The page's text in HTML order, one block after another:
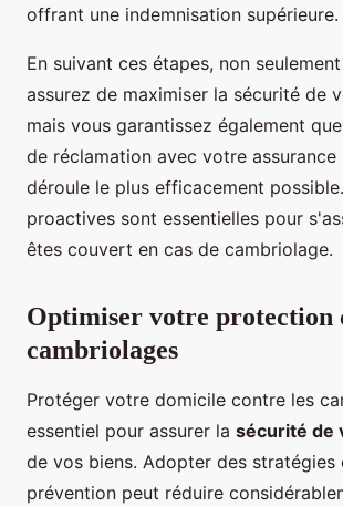
offrant une indemnisation supérieure.
En suivant ces étapes, non
assurez de maximiser la sécurité de
mais vous garantissez également
de réclamation avec votre
déroule le plus efficacement
proactives sont essentielles pour
êtes couvert en cas de cambriolage.
Optimiser votre protection
cambriolages
Protéger votre domicile contre les
essentiel pour assurer la sécurité de
de vos biens. Adopter des stratégies
prévention peut réduire